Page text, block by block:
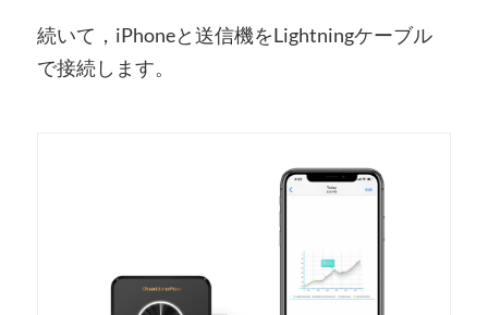
続いて，iPhoneと送信機をLightningケーブル
で接続します。